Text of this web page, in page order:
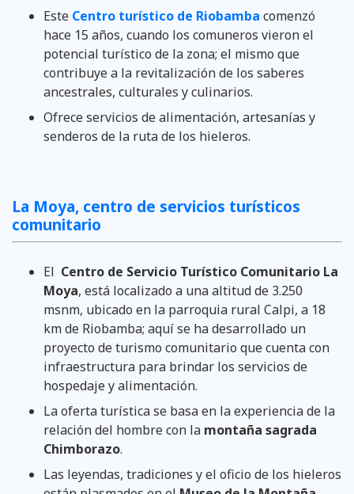
Este Centro turístico de Riobamba comenzó
hace 15 años, cuando los comuneros vieron el
potencial turístico de la zona; el mismo que
contribuye a la revitalización de los saberes
ancestrales, culturales y culinarios.
Ofrece servicios de alimentación, artesanías y
senderos de la ruta de los hieleros.
La Moya, centro de servicios turísticos
comunitario
El Centro de Servicio Turístico Comunitario La
Moya, está localizado a una altitud de 3.250
msnm, ubicado en la parroquia rural Calpi, a 18
km de Riobamba; aquí se ha desarrollado un
proyecto de turismo comunitario que cuenta con
infraestructura para brindar los servicios de
hospedaje y alimentación.
La oferta turística se basa en la experiencia de la
relación del hombre con la montaña sagrada
Chimborazo.
Las leyendas, tradiciones y el oficio de los hieleros